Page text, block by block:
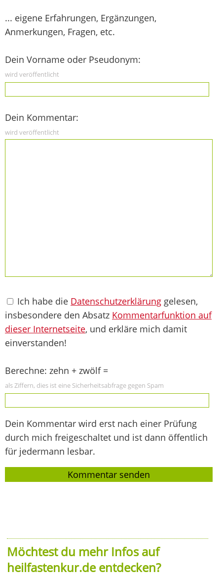
... eigene Erfahrungen, Ergänzungen,
Anmerkungen, Fragen, etc.
Dein Vorname oder Pseudonym:
wird veröffentlicht
Dein Kommentar:
wird veröffentlicht
Ich habe die Datenschutzerklärung gelesen,
insbesondere den Absatz Kommentarfunktion auf
dieser Internetseite, und erkläre mich damit
einverstanden!
Berechne: zehn + zwölf =
als Ziffern, dies ist eine Sicherheitsabfrage gegen Spam
Dein Kommentar wird erst nach einer Prüfung
durch mich freigeschaltet und ist dann öffentlich
für jedermann lesbar.
Möchtest du mehr Infos auf
heilfastenkur.de entdecken?